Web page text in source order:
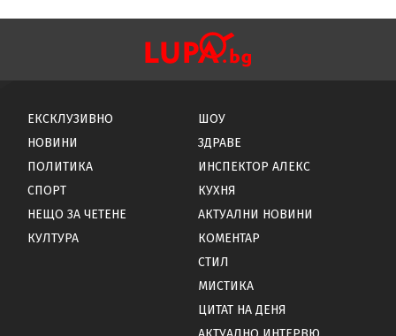
ЕКСКЛУЗИВНО
НОВИНИ
ПОЛИТИКА
СПОРТ
НЕЩО ЗА ЧЕТЕНЕ
КУЛТУРА
ШОУ
ЗДРАВЕ
ИНСПЕКТОР АЛЕКС
КУХНЯ
АКТУАЛНИ НОВИНИ
КОМЕНТАР
СТИЛ
МИСТИКА
ЦИТАТ НА ДЕНЯ